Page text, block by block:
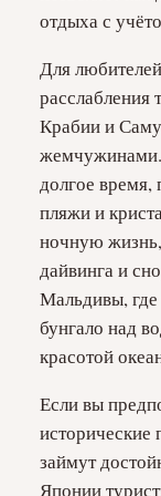
отдыха с
Для
расслабления
Крабии и
жемчужинами.
долгое время,
пляжи и
ночную
дайвинга и
Мальдивы,
бунгало над
красотой
Если вы
исторические
займут
Японии